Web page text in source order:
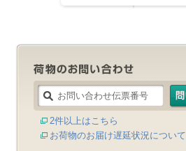
2件以上はこちら
お荷物のお届け遅延状況について